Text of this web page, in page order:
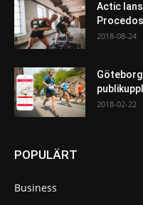
Actic
Procedos
2018-08-24
2018-02-22
POPULÄRT
Business